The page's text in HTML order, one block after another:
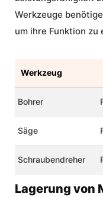
Werkzeuge
um ihre Funktion zu
Werkzeug
Bohrer
Säge
Schraubendreher
Lagerung von